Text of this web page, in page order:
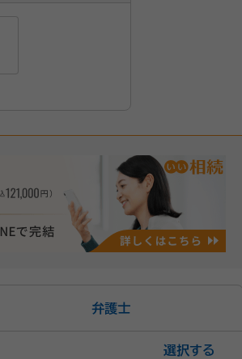
弁護士
選択